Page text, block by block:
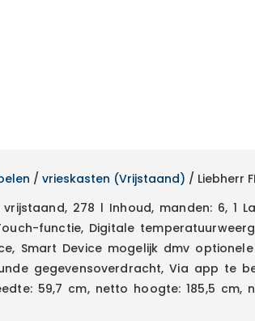
/vrieskasten (Vrijstaand) / Liebherr
278 l Inhoud, manden: 6, 1
functie, Digitale
Smart Device mogelijk dmv
gegevensoverdracht, Via app te
59,7 cm, netto hoogte: 185,5 cm,